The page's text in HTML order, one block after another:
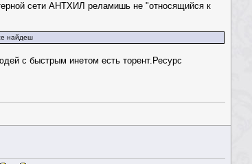
сети АНТХИЛ реламишь не "относящийся к
найдеш
с быстрым инетом есть торент.Ресурс